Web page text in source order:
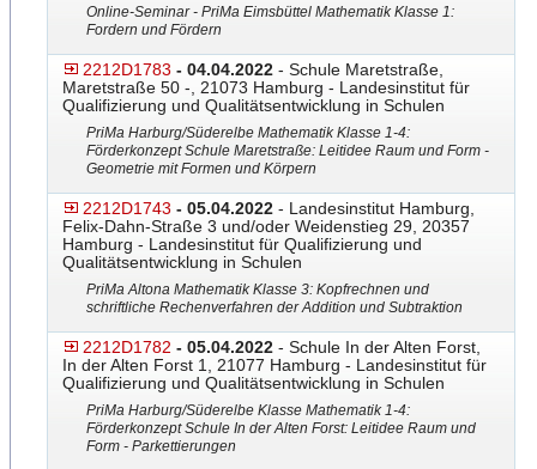
Online-Seminar - PriMa Eimsbüttel Mathematik Klasse 1:
Fordern und Fördern
2212D1783 - 04.04.2022 - Schule Maretstraße,
Maretstraße 50 -, 21073 Hamburg - Landesinstitut für
Qualifizierung und Qualitätsentwicklung in Schulen
PriMa Harburg/Süderelbe Mathematik Klasse 1-4:
Förderkonzept Schule Maretstraße: Leitidee Raum und Form -
Geometrie mit Formen und Körpern
2212D1743 - 05.04.2022 - Landesinstitut Hamburg,
Felix-Dahn-Straße 3 und/oder Weidenstieg 29, 20357
Hamburg - Landesinstitut für Qualifizierung und
Qualitätsentwicklung in Schulen
PriMa Altona Mathematik Klasse 3: Kopfrechnen und
schriftliche Rechenverfahren der Addition und Subtraktion
2212D1782 - 05.04.2022 - Schule In der Alten Forst,
In der Alten Forst 1, 21077 Hamburg - Landesinstitut für
Qualifizierung und Qualitätsentwicklung in Schulen
PriMa Harburg/Süderelbe Klasse Mathematik 1-4:
Förderkonzept Schule In der Alten Forst: Leitidee Raum und
Form - Parkettierungen